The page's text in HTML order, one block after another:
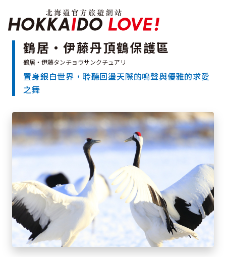
特輯
觀光景點
溫泉
推薦行程
區域指南
美食
預約
交通指南
北海道簡介
依旅遊主題搜尋
下雨也能盡興
七個國立公園
邂逅絕景
基礎知識
鶴居・伊藤丹頂鶴保護區
置身銀白世界，聆聽回盪天際的鳴聲與優雅的求愛
之舞